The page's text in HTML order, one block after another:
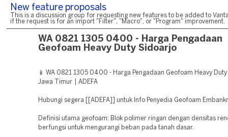
New feature proposals
This is a discussion group for requesting new features to be added to
if the request is for an import "Filter", "Macro", or "Program" improvement.
WA 0821 1305 0400 - Harga Pengadaan
Geofoam Heavy Duty Sidoarjo
📱 WA 0821 1305 0400 - Harga Pengadaan Geofoam Heavy
Jawa Timur | ADEFA
Hubungi segera [[ADEFA]] untuk Info Penyedia Geofoam
Definisi utama geofoam: Blok polimer ringan dengan densitas
berfungsi untuk mengurangi beban pada tanah dasar.